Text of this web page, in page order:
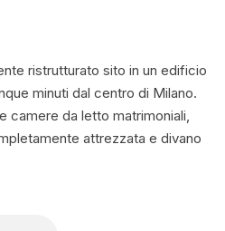
ristrutturato sito in un edificio
minuti dal centro di Milano.
camere da letto matrimoniali,
attrezzata e divano
in tutta la struttura.